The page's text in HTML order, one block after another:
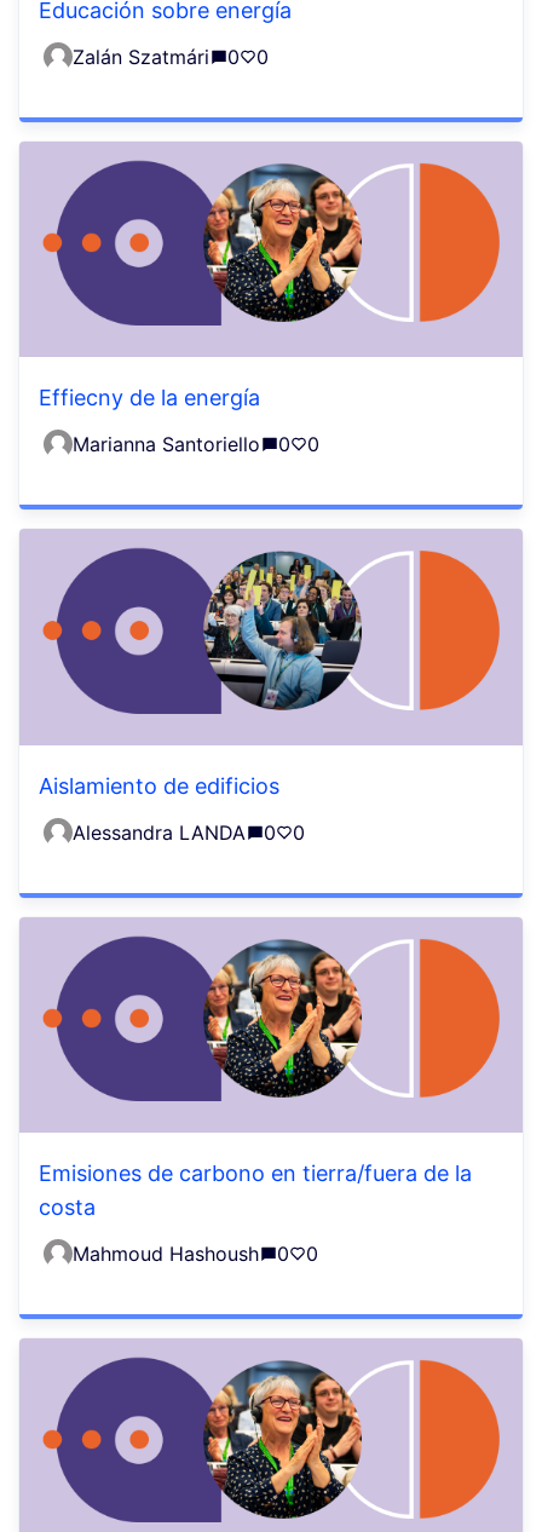
Educación sobre energía
Zalán Szatmári 0 0
Effiecny de la energía
Marianna Santoriello 0 0
Aislamiento de edificios
Alessandra LANDA 0 0
Emisiones de carbono en tierra/fuera de la
costa
Mahmoud Hashoush 0 0